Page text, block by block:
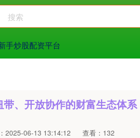
手炒股配资平台
、开放协作的财富生态体系
2025-06-13 13:14:12 查看：132